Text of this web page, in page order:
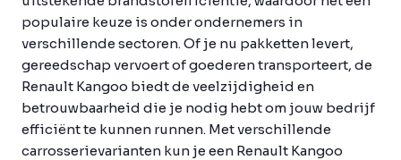
populaire keuze is onder ondernemers in
verschillende sectoren. Of je nu pakketten levert,
gereedschap vervoert of goederen transporteert, de
Renault Kangoo biedt de veelzijdigheid en
betrouwbaarheid die je nodig hebt om jouw bedrijf
efficiënt te kunnen runnen. Met verschillende
carrosserievarianten kun je een Renault Kangoo